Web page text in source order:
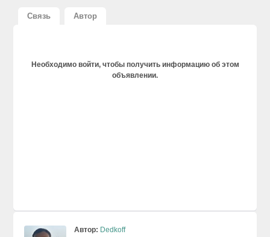
Связь Автор
Необходимо войти, чтобы получить информацию об этом
объявлении.
Автор: Dedkoff